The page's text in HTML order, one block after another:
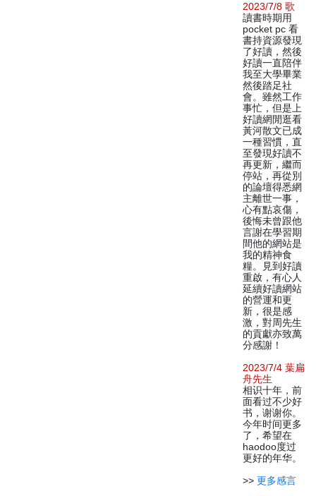
2023/7/8 歌
讀書時期用
pocket pc 看
書持資源發現
了好讀，然後
好讀一直陪伴
我至大學畢業
然後踏足社
會。雖然工作
事忙，但是上
好讀網閒逛看
黃河散文已成
一種習慣，直
至發現好讀不
再更新，繼而
停站，再從別
的論壇得悉網
主離世一事，
心有點哀傷，
後悔未曾跟他
言謝在學習期
間他的網站是
我的精神食
糧。見到好讀
重啟，有心人
延續好讀網站
的營運和更
新，很是感
激，對周先生
的貢獻亦致萬
分感謝！
2023/7/4 葉扁
舟先生
相识十年，前
面看过不少好
书，谢谢你。
今年时间更多
了，希望在
haodoo度过
更好的年华。
>> 更多感言